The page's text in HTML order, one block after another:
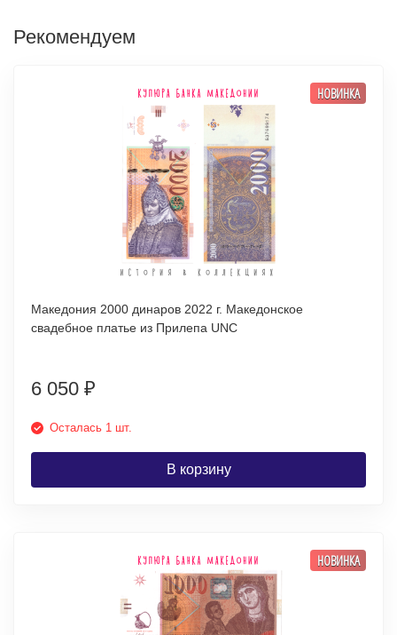
Рекомендуем
НОВИНКА
Македония 2000 динаров 2022 г. Македонское
свадебное платье из Прилепа UNC
6 050 ₽
Осталась 1 шт.
В корзину
НОВИНКА